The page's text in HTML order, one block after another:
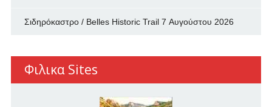
Σιδηρόκαστρο / Belles Historic Trail 7 Αυγούστου 2026
Φιλικα Sites